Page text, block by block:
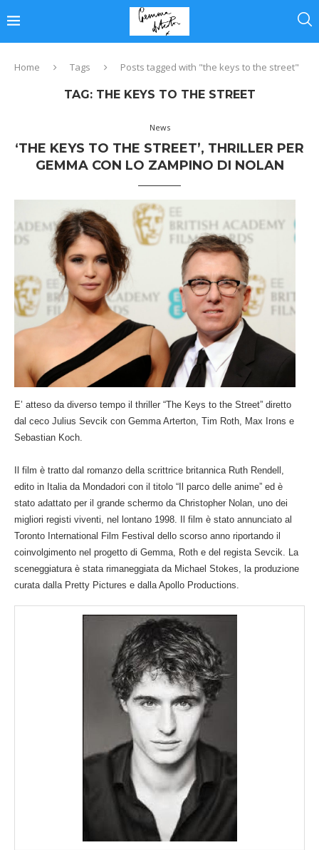
Home Tags Posts tagged with "the keys to the street"
TAG: THE KEYS TO THE STREET
News
‘THE KEYS TO THE STREET’, THRILLER PER
GEMMA CON LO ZAMPINO DI NOLAN
E’ atteso da diverso tempo il thriller “The Keys to the Street” diretto
dal ceco Julius Sevcik con Gemma Arterton, Tim Roth, Max Irons e
Sebastian Koch.
Il film è tratto dal romanzo della scrittrice britannica Ruth Rendell,
edito in Italia da Mondadori con il titolo “Il parco delle anime” ed è
stato adattato per il grande schermo da Christopher Nolan, uno dei
migliori registi viventi, nel lontano 1998. Il film è stato annunciato al
Toronto International Film Festival dello scorso anno riportando il
coinvolgimento nel progetto di Gemma, Roth e del regista Sevcik. La
sceneggiatura è stata rimaneggiata da Michael Stokes, la produzione
curata dalla Pretty Pictures e dalla Apollo Productions.